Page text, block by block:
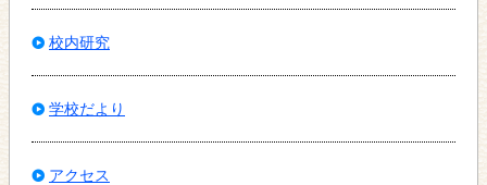
校内研究
学校だより
アクセス